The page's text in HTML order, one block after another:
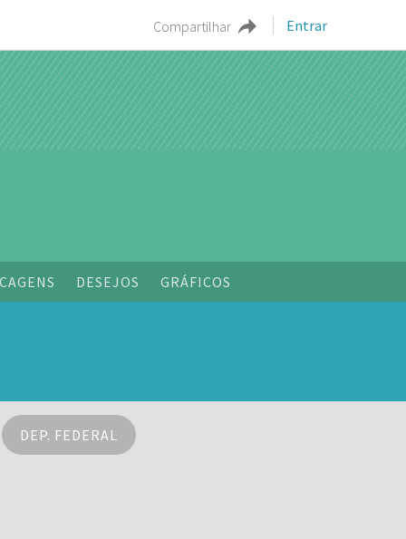
Compartilhar Entrar
DESEJOS GRÁFICOS
DEP. FEDERAL